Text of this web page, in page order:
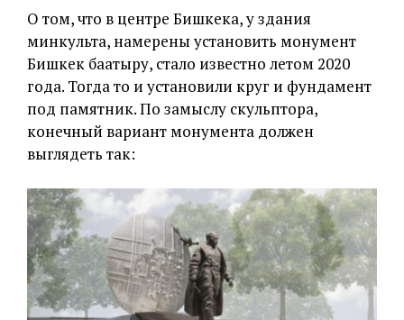
О том, что в центре Бишкека, у здания
минкульта, намерены установить монумент
Бишкек баатыру, стало известно летом 2020
года. Тогда то и установили круг и фундамент
под памятник. По замыслу скульптора,
конечный вариант монумента должен
выглядеть так: